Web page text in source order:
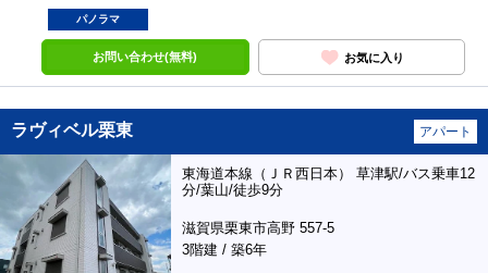
パノラマ
お問い合わせ(無料) お気に入り
ラヴィベル栗東 アパート
東海道本線（ＪＲ西日本） 草津駅/バス乗車12
分/葉山/徒歩9分
滋賀県栗東市高野 557-5
3階建 / 築6年